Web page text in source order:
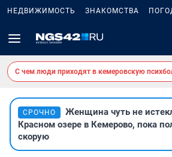
НЕДВИЖИМОСТЬ ЗНАКОМСТВА
С чем люди приходят в кемеровскую
СРОЧНО
Женщина чуть не
Красном озере в Кемерово, пока
скорую